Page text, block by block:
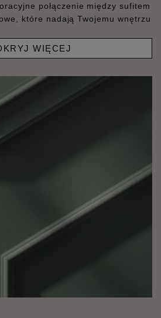
połączenie między sufitem
które nadają Twojemu wnętrzu
WIĘCEJ